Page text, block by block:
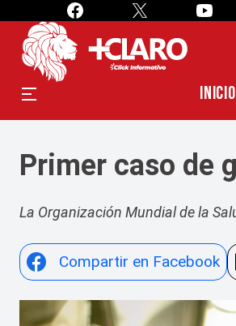
INICIO
Primer caso de
La Organización Mundial de la
Compartir en Facebook